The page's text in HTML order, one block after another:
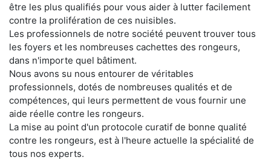
être les plus qualifiés pour vous aider à lutter facilement
contre la prolifération de ces nuisibles.
Les professionnels de notre société peuvent trouver tous
les foyers et les nombreuses cachettes des rongeurs,
dans n'importe quel bâtiment.
Nous avons su nous entourer de véritables
professionnels, dotés de nombreuses qualités et de
compétences, qui leurs permettent de vous fournir une
aide réelle contre les rongeurs.
La mise au point d'un protocole curatif de bonne qualité
contre les rongeurs, est à l'heure actuelle la spécialité de
tous nos experts.